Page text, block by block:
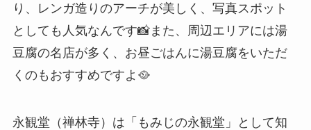
り、レンガ造りのアーチが美しく、写真スポット
としても人気なんです📸また、周辺エリアには湯
豆腐の名店が多く、お昼ごはんに湯豆腐をいただ
くのもおすすめですよ🥘
永観堂（禅林寺）は「もみじの永観堂」として知